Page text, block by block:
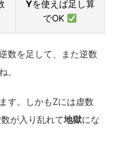
Yを使えば足し算
でOK
数を足して、また逆数
。
す。しかもZには虚数
が入り乱れて地獄にな